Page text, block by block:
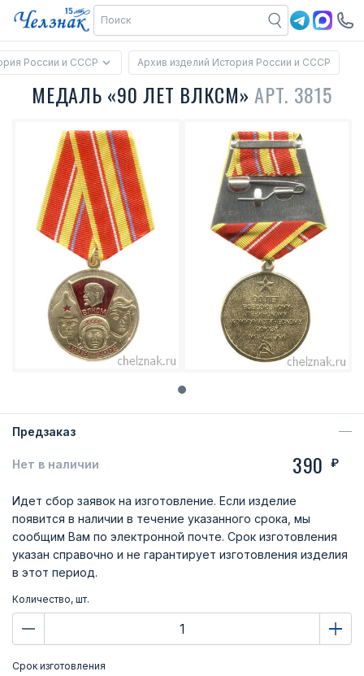
России и СССР Архив изделий История России и СССР
МЕДАЛЬ «90 ЛЕТ ВЛКСМ»АРТ. 3815
Предзаказ
Нет в наличии 390 ₽
Идет сбор заявок на изготовление. Если изделие
появится в наличии в течение указанного срока, мы
сообщим Вам по электронной почте. Срок изготовления
указан справочно и не гарантирует изготовления изделия
в этот период.
Количество, шт.
Срок изготовления